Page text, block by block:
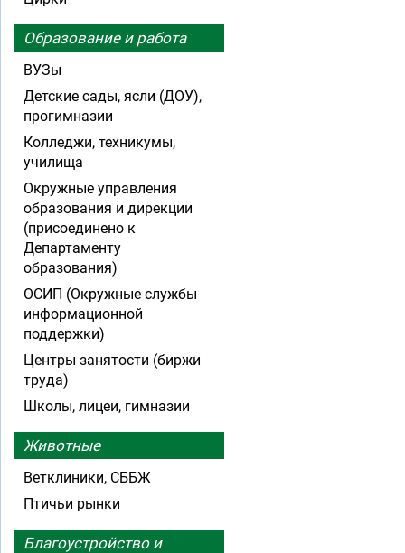
Образование и работа
ВУЗы
Детские сады, ясли (ДОУ),
прогимназии
Колледжи, техникумы,
училища
Окружные управления
образования и дирекции
(присоединено к
Департаменту
образования)
ОСИП (Окружные службы
информационной
поддержки)
Центры занятости (биржи
труда)
Школы, лицеи, гимназии
Животные
Ветклиники, СББЖ
Птичьи рынки
Благоустройство и